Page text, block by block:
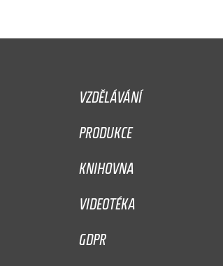
VZDĚLÁVÁNÍ
PRODUKCE
KNIHOVNA
VIDEOTÉKA
GDPR